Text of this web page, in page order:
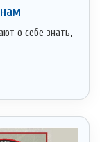
о себе знать,